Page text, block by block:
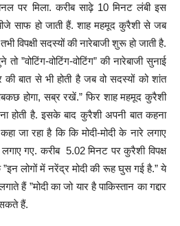
मिला. करीब साढ़े 10 मिनट लंबी इस
साफ हो जाती हैं. शाह महमूद कुरैशी से जब
विपक्षी सदस्यों की नारेबाजी शुरू हो जाती है.
”वोटिंग-वोटिंग-वोटिंग” की नारेबाजी सुनाई
की बात से भी होती है जब वो सदस्यों को शांत
होगा, सब्र रखें.” फिर शाह महमूद कुरैशी
होती है. इसके बाद कुरैशी अपनी बात कहना
जा रहा है कि कि मोदी-मोदी के नारे लगाए
गए. करीब 5.02 मिनट पर कुरैशी विपक्ष
लोगों में नरेंद्र मोदी की रूह घुस गई है.” ये
हैं ”मोदी का जो यार है पाकिस्तान का गद्दार
हैं.